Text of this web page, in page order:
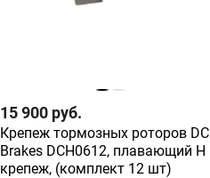
15 900 руб.
Крепеж тормозных роторов DC
Brakes DCH0612, плавающий H
крепеж, (комплект 12 шт)